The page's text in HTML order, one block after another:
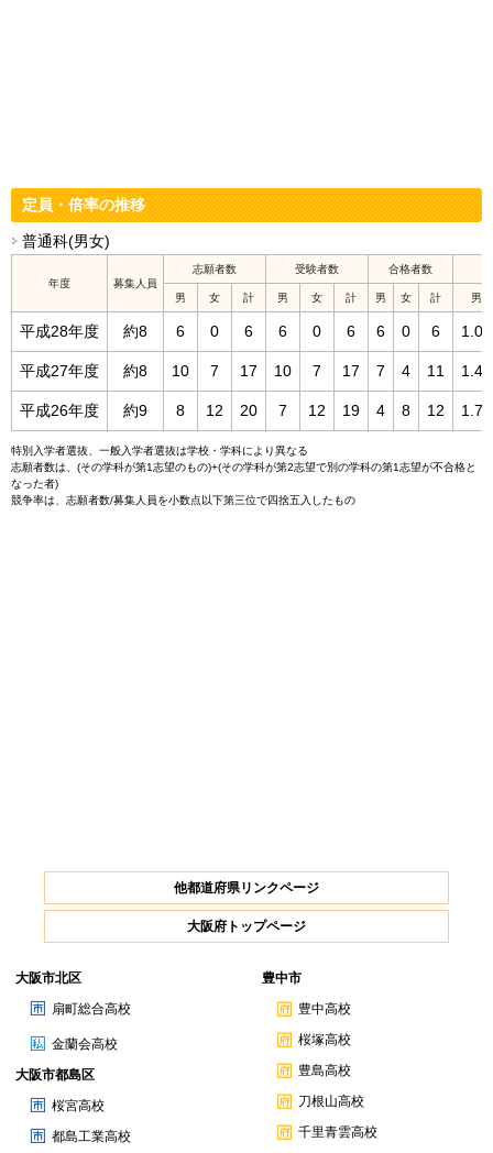
定員・倍率の推移
普通科(男女)
年度 募集人員
志願者数 受験者数 合格者数
男 女 計 男 女 計 男 女 計 男
平成28年度 約8 6 0 6 6 0 6 6 0 6 1.00
平成27年度 約8 10 7 17 10 7 17 7 4 11 1.43
平成26年度 約9 8 12 20 7 12 19 4 8 12 1.75
特別入学者選抜、一般入学者選抜は学校・学科により異なる
志願者数は、(その学科が第1志望のもの)+(その学科が第2志望で別の学科の第1志望が不合格と
なった者)
競争率は、志願者数/募集人員を小数点以下第三位で四捨五入したもの
他都道府県リンクページ
大阪府トップページ
大阪市北区
扇町総合高校
金蘭会高校
大阪市都島区
桜宮高校
都島工業高校
豊中市
豊中高校
桜塚高校
豊島高校
刀根山高校
千里青雲高校